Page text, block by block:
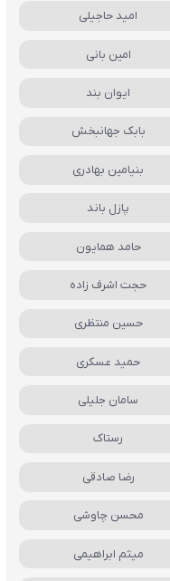
امید حاجیلی
امین بانی
ایوان بند
بابک جهانبخش
بنیامین بهادری
پازل باند
حامد همایون
حجت اشرف زاده
حسین منتظری
حمید عسکری
سامان جلیلی
رستاک
رضا صادقی
محسن چاوشی
میثم ابراهیمی